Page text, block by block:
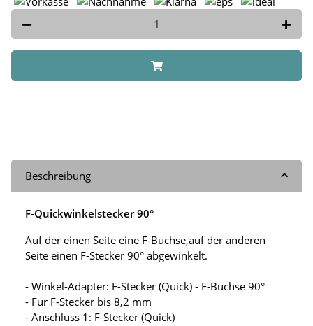
Beschreibung
F-Quickwinkelstecker 90°
Auf der einen Seite eine F-Buchse,auf der anderen
Seite einen F-Stecker 90° abgewinkelt.
- Winkel-Adapter: F-Stecker (Quick) - F-Buchse 90°
- Für F-Stecker bis 8,2 mm
- Anschluss 1: F-Stecker (Quick)